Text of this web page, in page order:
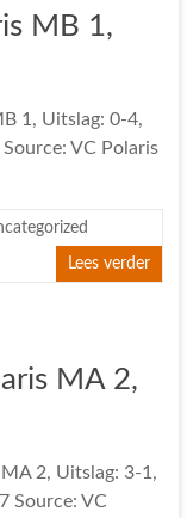
MB 1,
1, Uitslag: 0-4,
VC Polaris
Lees verder
MA 2,
2, Uitslag: 3-1,
Source: VC